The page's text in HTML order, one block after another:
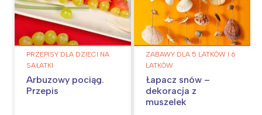
PRZEPISY DLA DZIECI NA
SAŁATKI
Arbuzowy pociąg.
Przepis
ZABAWY DLA 5 LATKÓW I 6
LATKÓW
Łapacz snów –
dekoracja z
muszelek